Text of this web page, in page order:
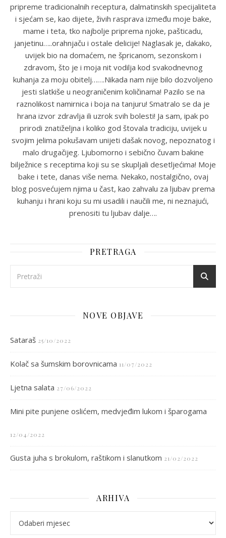
pripreme tradicionalnih receptura, dalmatinskih specijaliteta
i sjećam se, kao dijete, živih rasprava između moje bake,
mame i teta, tko najbolje priprema njoke, pašticadu,
janjetinu…..orahnjaču i ostale delicije! Naglasak je, dakako,
uvijek bio na domaćem, ne špricanom, sezonskom i
zdravom, što je i moja nit vodilja kod svakodnevnog
kuhanja za moju obitelj…….Nikada nam nije bilo dozvoljeno
jesti slatkiše u neograničenim količinama! Pazilo se na
raznolikost namirnica i boja na tanjuru! Smatralo se da je
hrana izvor zdravlja ili uzrok svih bolesti! Ja sam, ipak po
prirodi znatiželjna i koliko god štovala tradiciju, uvijek u
svojim jelima pokušavam unijeti dašak novog, nepoznatog i
malo drugačijeg. Ljubomorno i sebično čuvam bakine
bilježnice s receptima koji su se skupljali desetljećima! Moje
bake i tete, danas više nema. Nekako, nostalgično, ovaj
blog posvećujem njima u čast, kao zahvalu za ljubav prema
kuhanju i hrani koju su mi usadili i naučili me, ni neznajući,
prenositi tu ljubav dalje….
PRETRAGA
NOVE OBJAVE
Sataraš 25/10/2022
Kolač sa šumskim borovnicama 11/07/2022
Ljetna salata 27/06/2022
Mini pite punjene oslićem, medvjeđim lukom i šparogama
12/04/2022
Gusta juha s brokulom, raštikom i slanutkom 21/02/2022
ARHIVA